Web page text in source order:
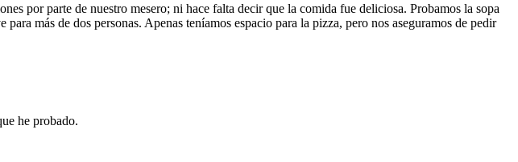
por parte de nuestro mesero; ni hace falta decir que la comida fue deliciosa. Probamos la sopa
más de dos personas. Apenas teníamos espacio para la pizza, pero nos aseguramos de pedir
he probado.